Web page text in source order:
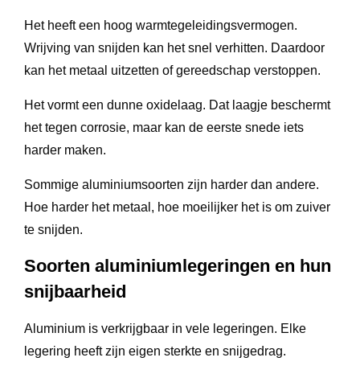
Het heeft een hoog warmtegeleidingsvermogen.
Wrijving van snijden kan het snel verhitten. Daardoor
kan het metaal uitzetten of gereedschap verstoppen.
Het vormt een dunne oxidelaag. Dat laagje beschermt
het tegen corrosie, maar kan de eerste snede iets
harder maken.
Sommige aluminiumsoorten zijn harder dan andere.
Hoe harder het metaal, hoe moeilijker het is om zuiver
te snijden.
Soorten aluminiumlegeringen en hun
snijbaarheid
Aluminium is verkrijgbaar in vele legeringen. Elke
legering heeft zijn eigen sterkte en snijgedrag.